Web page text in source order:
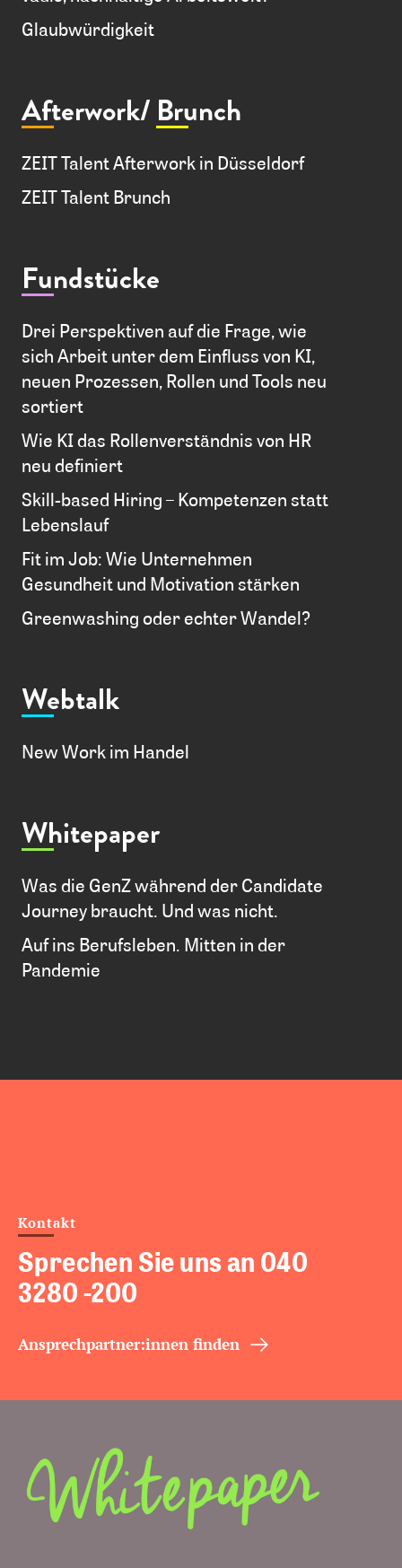
Glaubwürdigkeit
Afterwork/ Brunch
ZEIT Talent Afterwork in Düsseldorf
ZEIT Talent Brunch
Fundstücke
Drei Perspektiven auf die Frage, wie
sich Arbeit unter dem Einfluss von KI,
neuen Prozessen, Rollen und Tools neu
sortiert
Wie KI das Rollenverständnis von HR
neu definiert
Skill-based Hiring – Kompetenzen statt
Lebenslauf
Fit im Job: Wie Unternehmen
Gesundheit und Motivation stärken
Greenwashing oder echter Wandel?
Webtalk
New Work im Handel
Whitepaper
Was die GenZ während der Candidate
Journey braucht. Und was nicht.
Auf ins Berufsleben. Mitten in der
Pandemie
Kontakt
Sprechen Sie uns an 040
3280 -200
Ansprechpartner:innen finden